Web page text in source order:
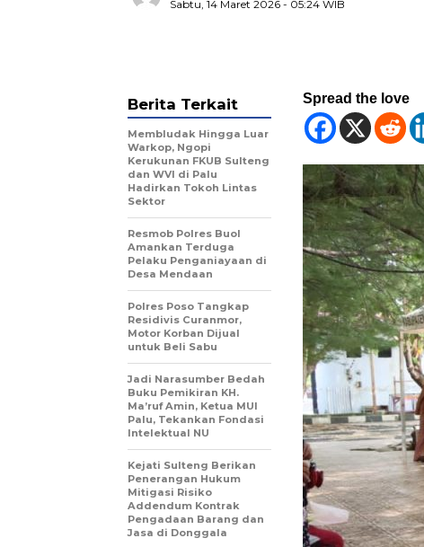
Sabtu, 14 Maret 2026 - 05:24 WIB
Spread the love
Berita Terkait
Membludak Hingga Luar
Warkop, Ngopi
Kerukunan FKUB Sulteng
dan WVI di Palu
Hadirkan Tokoh Lintas
Sektor
Resmob Polres Buol
Amankan Terduga
Pelaku Penganiayaan di
Desa Mendaan
Polres Poso Tangkap
Residivis Curanmor,
Motor Korban Dijual
untuk Beli Sabu
Jadi Narasumber Bedah
Buku Pemikiran KH.
Ma’ruf Amin, Ketua MUI
Palu, Tekankan Fondasi
Intelektual NU
Kejati Sulteng Berikan
Penerangan Hukum
Mitigasi Risiko
Addendum Kontrak
Pengadaan Barang dan
Jasa di Donggala